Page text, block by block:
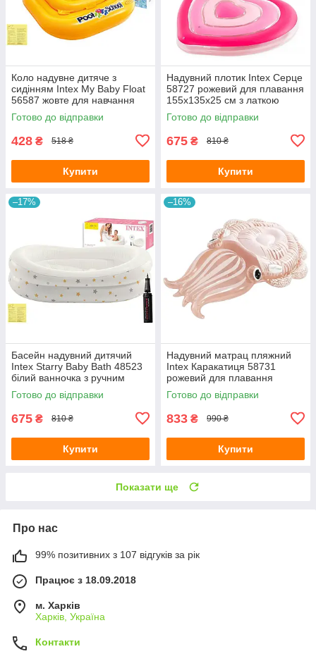
Коло надувне дитяче з
сидінням Intex My Baby Float
56587 жовте для навчання
плаванню малюків від 1-2
років з латкою 79х79 см
Готово до відправки
428 ₴ 518 ₴
Купити
Надувний плотик Intex Серце
58727 рожевий для плавання
155х135х25 см з латкою
Готово до відправки
675 ₴ 810 ₴
Купити
–17%
Басейн надувний дитячий
Intex Starry Baby Bath 48523
білий ванночка з ручним
насосом та латкою 89х66х25
см
Готово до відправки
675 ₴ 810 ₴
Купити
–16%
Надувний матрац пляжний
Intex Каракатиця 58731
рожевий для плавання
191х117х30 см з латкою
Готово до відправки
833 ₴ 990 ₴
Купити
Показати ще
Про нас
99% позитивних з 107 відгуків за рік
Працює з 18.09.2018
м. Харків
Харків, Україна
Контакти